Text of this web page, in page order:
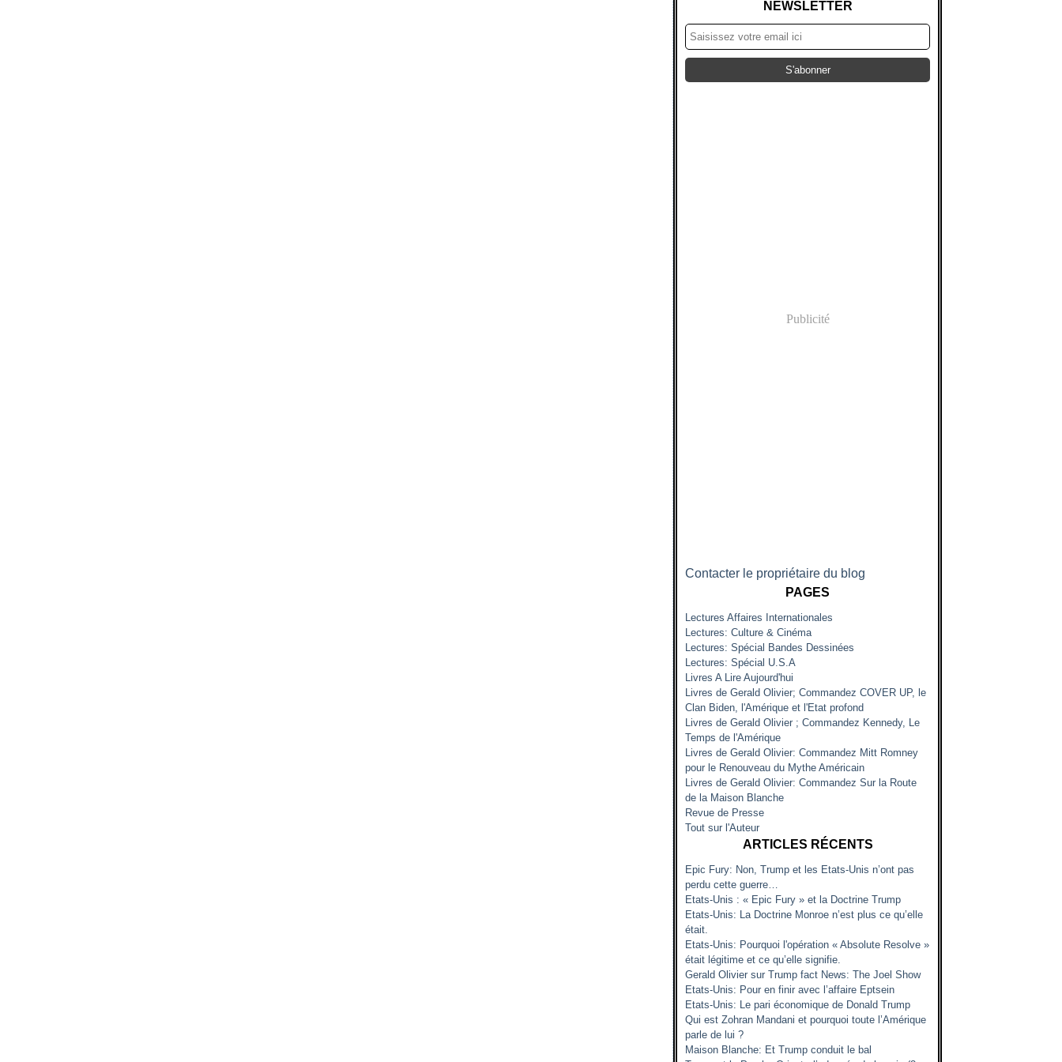
NEWSLETTER
Publicité
Contacter le propriétaire du blog
PAGES
Lectures Affaires Internationales
Lectures: Culture & Cinéma
Lectures: Spécial Bandes Dessinées
Lectures: Spécial U.S.A
Livres A Lire Aujourd'hui
Livres de Gerald Olivier; Commandez COVER UP, le
Clan Biden, l'Amérique et l'Etat profond
Livres de Gerald Olivier ; Commandez Kennedy, Le
Temps de l'Amérique
Livres de Gerald Olivier: Commandez Mitt Romney
pour le Renouveau du Mythe Américain
Livres de Gerald Olivier: Commandez Sur la Route
de la Maison Blanche
Revue de Presse
Tout sur l'Auteur
ARTICLES RÉCENTS
Epic Fury: Non, Trump et les Etats-Unis n’ont pas
perdu cette guerre…
Etats-Unis : « Epic Fury » et la Doctrine Trump
Etats-Unis: La Doctrine Monroe n’est plus ce qu’elle
était.
Etats-Unis: Pourquoi l'opération « Absolute Resolve »
était légitime et ce qu’elle signifie.
Gerald Olivier sur Trump fact News: The Joel Show
Etats-Unis: Pour en finir avec l’affaire Eptsein
Etats-Unis: Le pari économique de Donald Trump
Qui est Zohran Mandani et pourquoi toute l’Amérique
parle de lui ?
Maison Blanche: Et Trump conduit le bal